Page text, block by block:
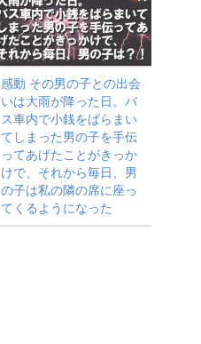
感動 その男の子との出会
いは大雨が降った日。バ
ス車内で小銭をばらまい
てしまった男の子を手伝
ってあげたことがきっか
けで、それから毎日、男
の子は私の隣の席に座っ
てくるようになった